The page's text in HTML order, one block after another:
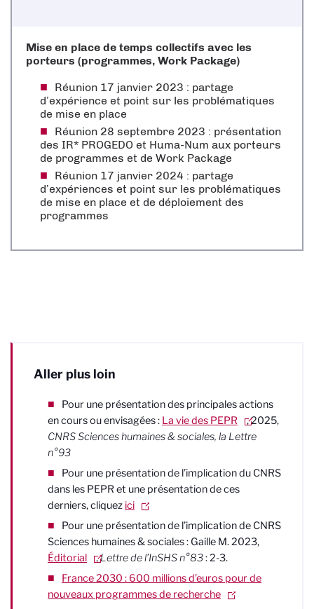
Mise en place de temps collectifs avec les
porteurs (programmes, Work Package)
Réunion 17 janvier 2023 : partage
d’expérience et point sur les problématiques
de mise en place
Réunion 28 septembre 2023 : présentation
des IR* PROGEDO et Huma-Num aux porteurs
de programmes et de Work Package
Réunion 17 janvier 2024 : partage
d’expériences et point sur les problématiques
de mise en place et de déploiement des
programmes
Aller plus loin
Pour une présentationdes principales actions
en cours ou envisagées : La vie des PEPR
, 2025,
CNRS Sciences humaines & sociales, la Lettre
n°93
Pour une présentation de l’implication du CNRS
dans les PEPR et une présentation de ces
derniers, cliquez ici
Pour une présentation de l’implication de CNRS
Sciences humaines & sociales : Gaille M. 2023,
Éditorial
,Lettre de l’InSHS n°83: 2-3.
France 2030 : 600 millions d’euros pour de
nouveaux programmes de recherche